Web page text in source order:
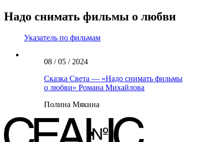
Надо снимать фильмы о любви
Указатель по фильмам
08 / 05 / 2024
Сказка Света — «Надо снимать фильмы
о любви» Романа Михайлова
Полина Мякина